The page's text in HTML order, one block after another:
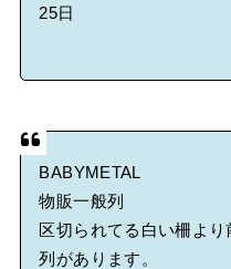
25日
BABYMETAL
物販一般列
区切られてる白い柵よ
列があります。